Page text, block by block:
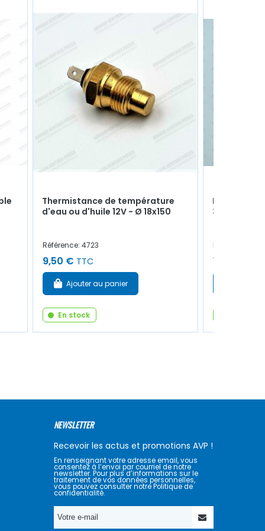
Thermistance de température
d'eau ou d'huile 12V - Ø 18x150
Référence: 4723
9,50 € TTC
Ajouter au panier
En stock
Piston
36mm
Référence:
17,00 €
NEWSLETTER
Recevoir les actus et promotions AVP !
En renseignant votre adresse email, vous
consentez à l’envoi par courriel de notre
newsletter. Pour plus d’informations sur le
traitement de vos données personnelles,
vous pouvez consulter notre Politique de
confidentialité.